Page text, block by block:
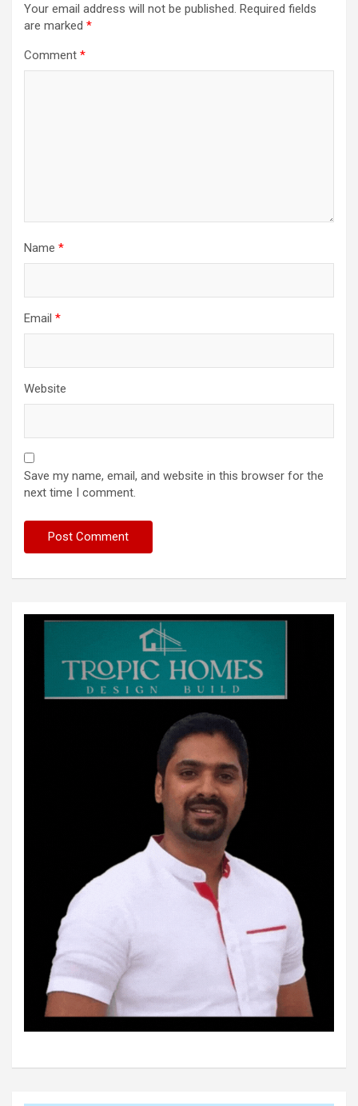
Your email address will not be published. Required fields
are marked *
Comment *
Name *
Email *
Website
Save my name, email, and website in this browser for the
next time I comment.